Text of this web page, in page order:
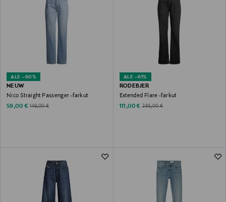
ALE –60%
NEUW
Nico Straight Passenger -farkut
Discounted Price
59,00 € Original Price
149,00 €
ALE –61%
RODEBJER
Extended Flare -farkut
Discounted Price
111,00 € Original Price
285,00 €